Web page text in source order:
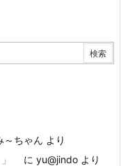
～ちゃん より
に yu@jindo より